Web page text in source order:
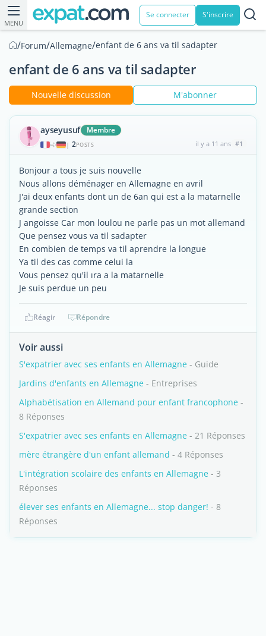
MENU
Se connecter S'inscrire
/Forum/Allemagne/enfant de 6 ans va til sadapter
enfant de 6 ans va til sadapter
Nouvelle discussion M'abonner
ayseyusuf Membre
| 2POSTS il y a 11 ans #1
Bonjour a tous je suis nouvelle
Nous allons déménager en Allemagne en avril
J'ai deux enfants dont un de 6an qui est a la matarnelle
grande section
J angoisse Car mon loulou ne parle pas un mot allemand
Que pensez vous va til sadapter
En combien de temps va til aprendre la longue
Ya til des cas comme celui la
Vous pensez qu'il ıra a la matarnelle
Je suis perdue un peu
Réagir Répondre
Voir aussi
S'expatrier avec ses enfants en Allemagne - Guide
Jardins d'enfants en Allemagne - Entreprises
Alphabétisation en Allemand pour enfant francophone -
8 Réponses
S'expatrier avec ses enfants en Allemagne - 21 Réponses
mère étrangère d'un enfant allemand - 4 Réponses
L'intégration scolaire des enfants en Allemagne - 3
Réponses
élever ses enfants en Allemagne... stop danger! - 8
Réponses